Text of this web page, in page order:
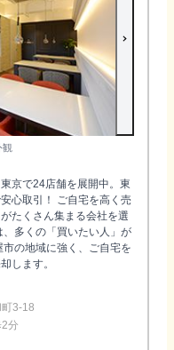
観
京で24店舗を展開中。東
心取引！ ご自宅を高く売
たくさん集まる会社を選
多くの「買いたい人」が
の地域に強く、ご自宅を
します。
3-18
分